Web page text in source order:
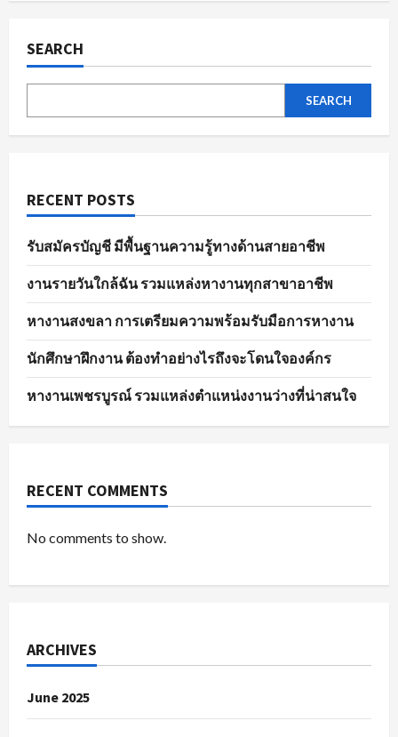
มี
pagination
SEARCH
SEARCH
RECENT POSTS
รับสมัครบัญชี มีพื้นฐานความรู้ทางด้านสายอาชีพ
งานรายวันใกล้ฉัน รวมแหล่งหางานทุกสาขาอาชีพ
หางานสงขลา การเตรียมความพร้อมรับมือการหางาน
นักศึกษาฝึกงาน ต้องทำอย่างไรถึงจะโดนใจองค์กร
หางานเพชรบูรณ์ รวมแหล่งตำแหน่งงานว่างที่น่าสนใจ
RECENT COMMENTS
No comments to show.
ARCHIVES
June 2025